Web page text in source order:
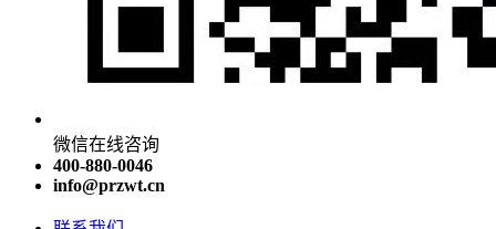
微信在线咨询
400-880-0046
info@przwt.cn